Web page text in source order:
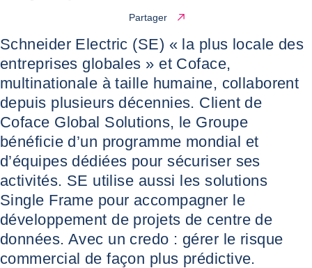
Partager
Schneider Electric (SE) « la plus locale des
entreprises globales » et Coface,
multinationale à taille humaine, collaborent
depuis plusieurs décennies. Client de
Coface Global Solutions, le Groupe
bénéficie d’un programme mondial et
d’équipes dédiées pour sécuriser ses
activités. SE utilise aussi les solutions
Single Frame pour accompagner le
développement de projets de centre de
données. Avec un credo : gérer le risque
commercial de façon plus prédictive.